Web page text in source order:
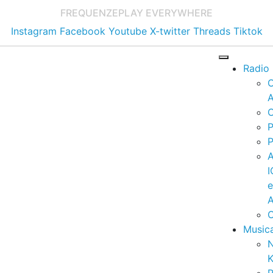
FREQUENZEPLAY EVERYWHERE
Instagram Facebook Youtube X-twitter Threads Tiktok
Radio
e